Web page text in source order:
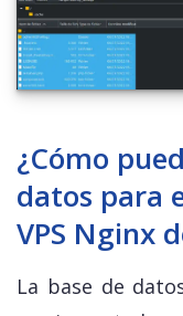
¿Cómo
datos para
VPS Nginx
La base de